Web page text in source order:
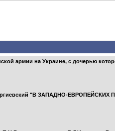
армии на Украине, с дочерью
"В ЗАПАДНО-ЕВРОПЕЙСКИХ